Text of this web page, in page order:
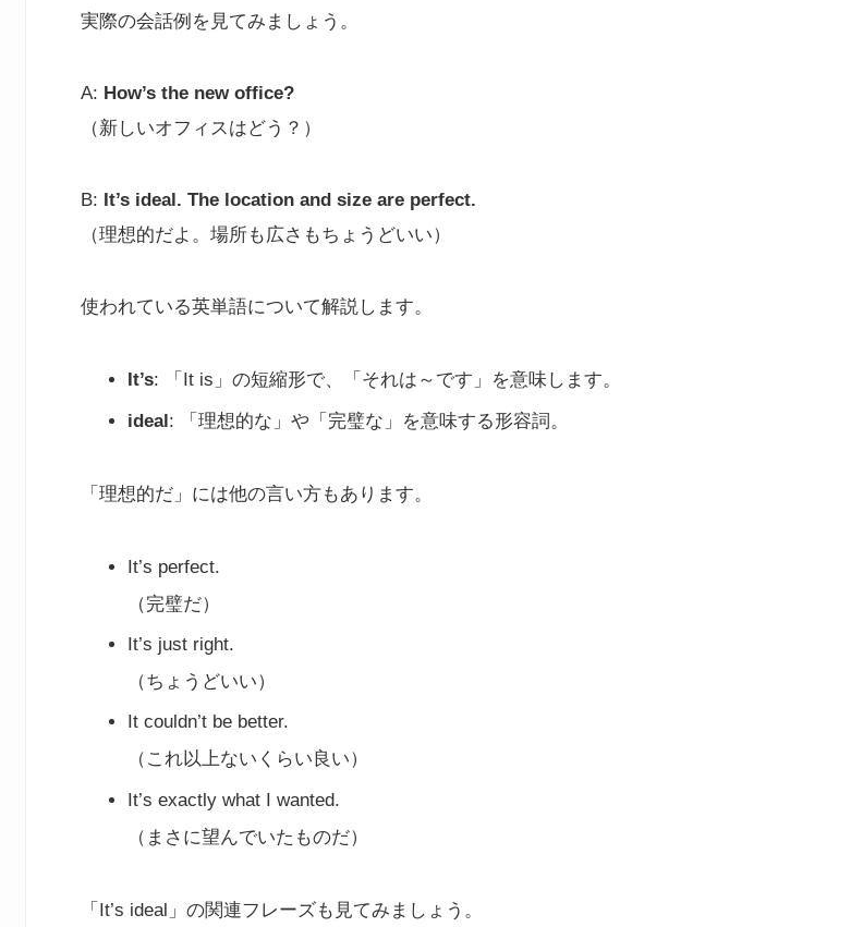
実際の会話例を見てみましょう。
A: How’s the new office?
（新しいオフィスはどう？）
B: It’s ideal. The location and size are perfect.
（理想的だよ。場所も広さもちょうどいい）
使われている英単語について解説します。
It’s: 「It is」の短縮形で、「それは～です」を意味します。
ideal: 「理想的な」や「完璧な」を意味する形容詞。
「理想的だ」には他の言い方もあります。
It’s perfect.
（完璧だ）
It’s just right.
（ちょうどいい）
It couldn’t be better.
（これ以上ないくらい良い）
It’s exactly what I wanted.
（まさに望んでいたものだ）
「It’s ideal」の関連フレーズも見てみましょう。